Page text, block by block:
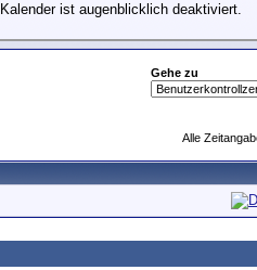
ist augenblicklich deaktiviert.
Gehe zu
Alle